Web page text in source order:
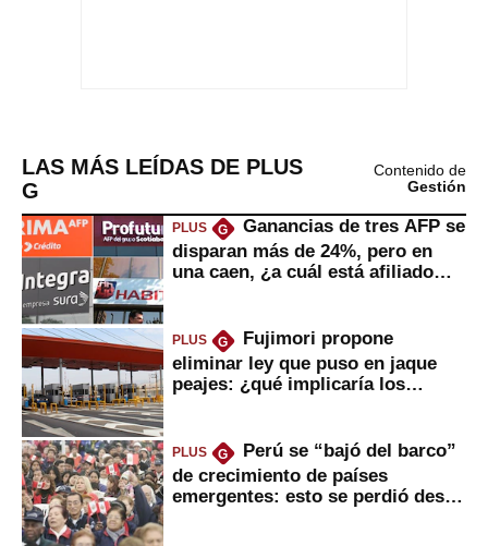
LAS MÁS LEÍDAS DE PLUS
G
Contenido de
Gestión
PLUS G
Ganancias de tres AFP se
disparan más de 24%, pero en
una caen, ¿a cuál está afiliado
PLUS G
Fujimori propone
eliminar ley que puso en jaque
peajes: ¿qué implicaría los
PLUS G
Perú se “bajó del barco”
de crecimiento de países
emergentes: esto se perdió desde